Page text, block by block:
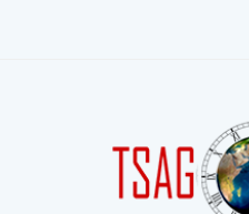
Видёо: